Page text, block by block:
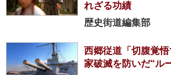
れざる功績
歴史街道編集部
西郷従道「切腹覚
家破滅を防いだ“ル